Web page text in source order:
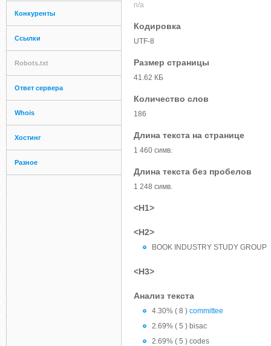
Конкуренты
Ссылки
Robots.txt
Ответ сервера
Whois
Хостинг
Разное
n/a
Кодировка
UTF-8
Размер страницы
41.62 КБ
Количество слов
186
Длина текста на странице
1 460 симв.
Длина текста без пробелов
1 248 симв.
<H1>
<H2>
BOOK INDUSTRY STUDY GROUP
<H3>
Анализ текста
4.30% ( 8 ) committee
2.69% ( 5 ) bisac
2.69% ( 5 ) codes